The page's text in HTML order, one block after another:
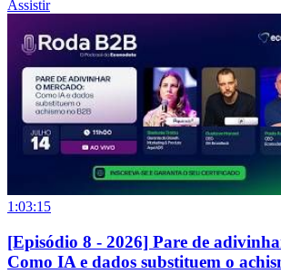
Assistir
1:03:15
[Episódio 8 - 2026] Pare de
Como IA e dados substituem o